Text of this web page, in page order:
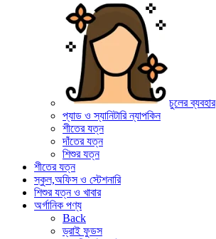
চুলের ব্যবহার
প্যাড ও স্যানিটারি ন্যাপকিন
শীতের যত্ন
দাঁতের যত্ন
শিশুর যত্ন
শীতের যত্ন
স্কুল,অফিস ও স্টেশনারি
শিশুর যত্ন ও খাবার
অর্গানিক পণ্য
Back
ড্রাই ফুডস